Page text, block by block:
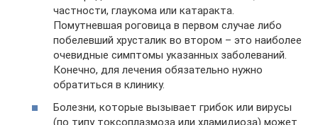
частности, глаукома или катаракта.
Помутневшая роговица в первом случае либо
побелевший хрусталик во втором – это наиболее
очевидные симптомы указанных заболеваний.
Конечно, для лечения обязательно нужно
обратиться в клинику.
Болезни, которые вызывает грибок или вирусы
(по типу токсоплазмоза или хламидиоза) может